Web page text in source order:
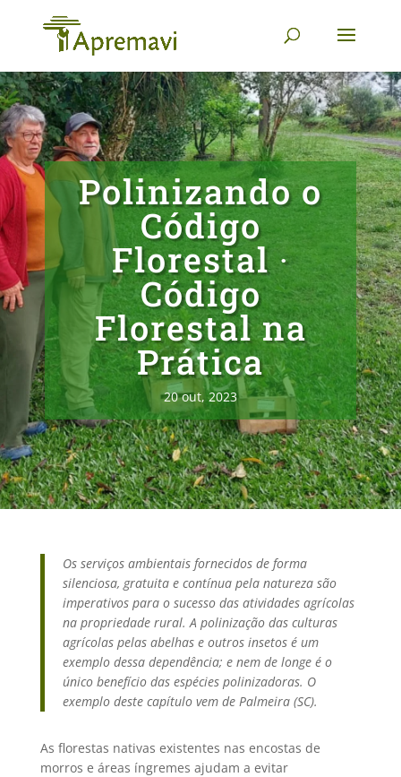
Polinizando o
Código
Florestal ∙
Código
Florestal na
Prática
20 out, 2023
Os serviços ambientais fornecidos de forma
silenciosa, gratuita e contínua pela natureza são
imperativos para o sucesso das atividades agrícolas
na propriedade rural. A polinização das culturas
agrícolas pelas abelhas e outros insetos é um
exemplo dessa dependência; e nem de longe é o
único benefício das espécies polinizadoras. O
exemplo deste capítulo vem de Palmeira (SC).
As florestas nativas existentes nas encostas de
morros e áreas íngremes ajudam a evitar